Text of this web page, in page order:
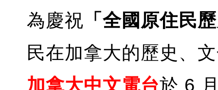
為慶祝 「全國原住民
民在加拿大的歷史、
加拿大中文電台於 6